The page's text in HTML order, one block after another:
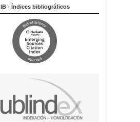
m
a
IB - Índices bibliográficos